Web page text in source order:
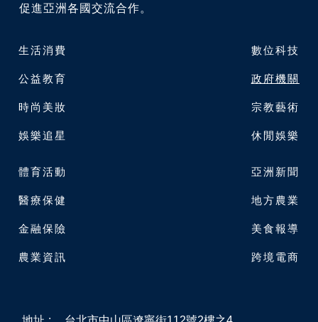
生活消費
公益教育
時尚美妝
娛樂追星
數位科技
政府機關
宗教藝術
休閒娛樂
體育活動
醫療保健
金融保險
農業資訊
亞洲新聞
地方農業
美食報導
跨境電商
促進亞洲各國交流合作。